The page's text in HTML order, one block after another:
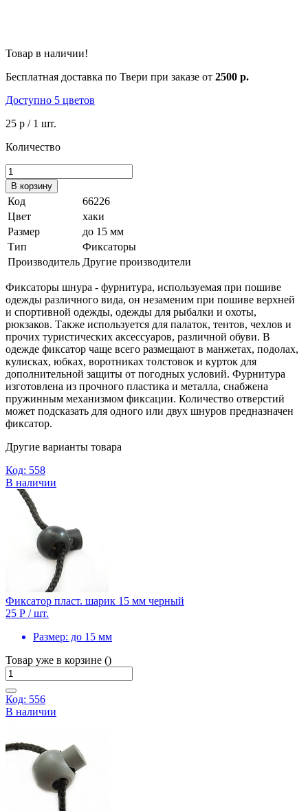
Товар в наличии!
Бесплатная доставка по Твери при заказе от 2500 р.
Доступно 5 цветов
25 р / 1 шт.
Количество
В корзину
Код
66226
Цвет
хаки
Размер
до 15 мм
Тип
Фиксаторы
Производитель Другие производители
Фиксаторы шнура - фурнитура, используемая при пошиве
одежды различного вида, он незаменим при пошиве верхней
и спортивной одежды, одежды для рыбалки и охоты,
рюкзаков. Также используется для палаток, тентов, чехлов и
прочих туристических аксессуаров, различной обуви. В
одежде фиксатор чаще всего размещают в манжетах, подолах,
кулисках, юбках, воротниках толстовок и курток для
дополнительной защиты от погодных условий. Фурнитура
изготовлена из прочного пластика и металла, снабжена
пружинным механизмом фиксации. Количество отверстий
может подсказать для одного или двух шнуров предназначен
фиксатор.
Другие варианты товара
Код: 558
В наличии
Фиксатор пласт. шарик 15 мм черный
25 Р / шт.
Размер: до 15 мм
Товар уже в корзине ()
Код: 556
В наличии